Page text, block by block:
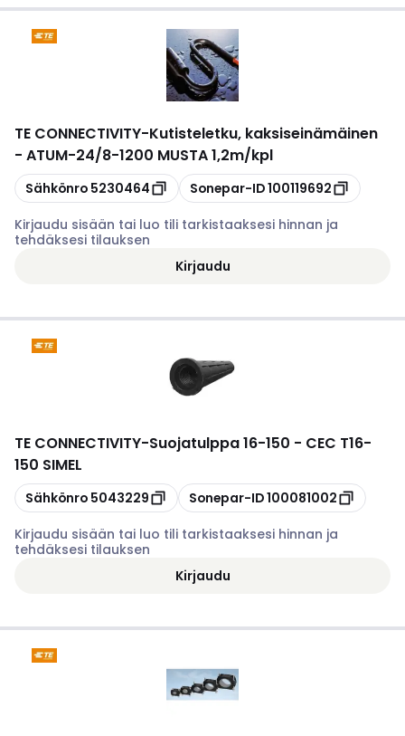
TE CONNECTIVITY-Kutisteletku, kaksiseinämäinen
- ATUM-24/8-1200 MUSTA 1,2m/kpl
Kopioi
Sähkönro 5230464 Kopioi
Sonepar-ID100119692
Kirjaudu sisään tai luo tili tarkistaaksesi hinnan ja
tehdäksesi tilauksen
Kirjaudu
TE CONNECTIVITY-Suojatulppa 16-150 - CEC T16-
150 SIMEL
Kopioi
Sähkönro 5043229 Kopioi
Sonepar-ID100081002
Kirjaudu sisään tai luo tili tarkistaaksesi hinnan ja
tehdäksesi tilauksen
Kirjaudu